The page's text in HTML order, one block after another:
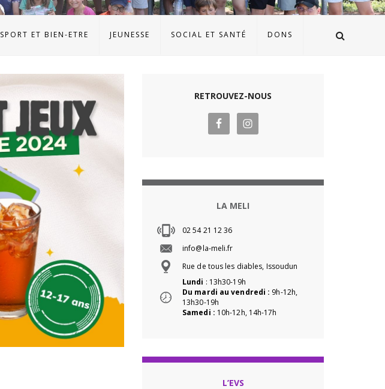
SPORT ET BIEN-ETRE JEUNESSE SOCIAL ET SANTÉ DONS
RETROUVEZ-NOUS
LA MELI
02 54 21 12 36
info@la-meli.fr
Rue de tous les diables, Issoudun
Lundi : 13h30-19h
Du mardi au vendredi : 9h-12h,
13h30-19h
Samedi : 10h-12h, 14h-17h
L’EVS